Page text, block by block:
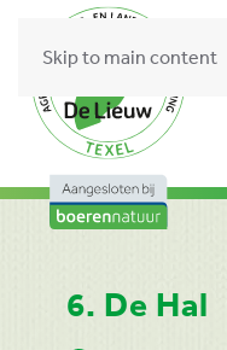
Skip to main content
6. De Hal